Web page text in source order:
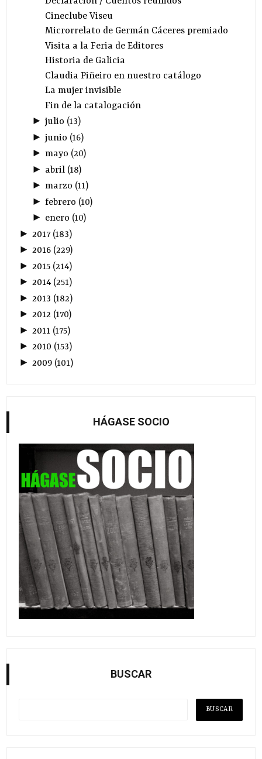
Cineclube Viseu
Microrrelato de Germán Cáceres premiado
Visita a la Feria de Editores
Historia de Galicia
Claudia Piñeiro en nuestro catálogo
La mujer invisible
Fin de la catalogación
► julio (13)
► junio (16)
► mayo (20)
► abril(18)
► marzo (11)
► febrero (10)
► enero (10)
► 2017(183)
►2016 (229)
► 2015 (214)
►2014 (251)
► 2013 (182)
►2012 (170)
► 2011 (175)
►2010 (153)
► 2009 (101)
HÁGASE SOCIO
BUSCAR